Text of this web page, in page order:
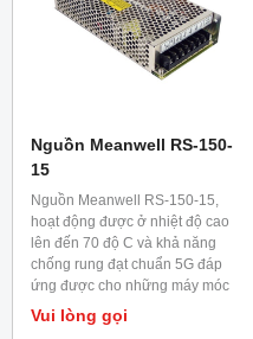
Nguồn Meanwell RS-150-
15
Nguồn Meanwell RS-150-15,
hoạt động được ở nhiệt độ cao
lên đến 70 độ C và khả năng
chống rung đạt chuẩn 5G đáp
ứng được cho những máy móc
công nghiệp có độ rung lắc
Vui lòng gọi